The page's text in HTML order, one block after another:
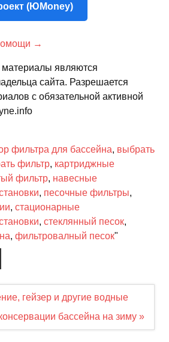
(ЮMoney)
→
являются
сайта. Разрешается
с обязательной активной
фильтра для бассейна, выбрать
фильтр, картриджные
фильтр, навесные
, песочные фильтры,
, стационарные
, стеклянный песок,
, фильтровалный песок"
гейзер и другие водные
бассейна на зиму »